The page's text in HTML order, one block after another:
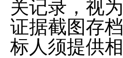
关记录，视
证据截图存
标人须提供